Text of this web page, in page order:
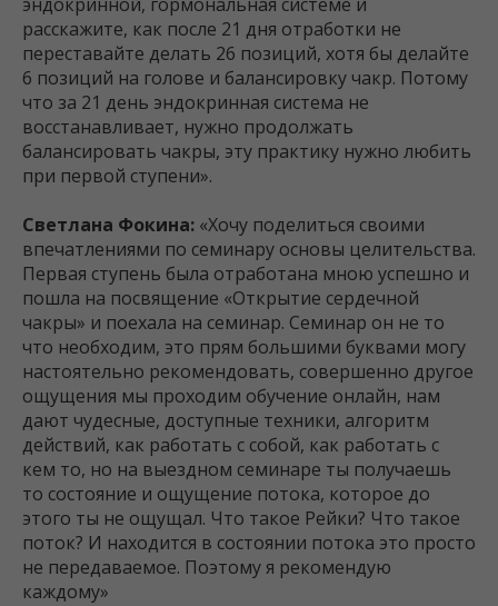
расскажите, как после 21 дня отработки не
переставайте делать 26 позиций, хотя бы делайте
6 позиций на голове и балансировку чакр. Потому
что за 21 день эндокринная система не
восстанавливает, нужно продолжать
балансировать чакры, эту практику нужно любить
при первой ступени».
Светлана Фокина: «Хочу поделиться своими
впечатлениями по семинару основы целительства.
Первая ступень была отработана мною успешно и
пошла на посвящение «Открытие сердечной
чакры» и поехала на семинар. Семинар он не то
что необходим, это прям большими буквами могу
настоятельно рекомендовать, совершенно другое
ощущения мы проходим обучение онлайн, нам
дают чудесные, доступные техники, алгоритм
действий, как работать с собой, как работать с
кем то, но на выездном семинаре ты получаешь
то состояние и ощущение потока, которое до
этого ты не ощущал. Что такое Рейки? Что такое
поток? И находится в состоянии потока это просто
не передаваемое. Поэтому я рекомендую
каждому»